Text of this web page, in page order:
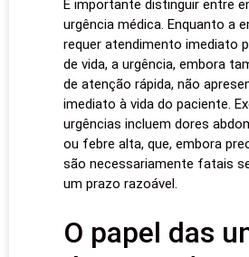
É importante distinguir entre
urgência médica. Enquanto a
requer atendimento imediato
de vida, a urgência, embora
de atenção rápida, não
imediato à vida do paciente.
urgências incluem dores
ou febre alta, que, embora
são necessariamente fatais
um prazo razoável.
O papel das